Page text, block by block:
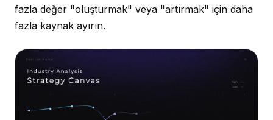
fazla değer "oluşturmak" veya "artırmak" için daha
fazla kaynak ayırın.